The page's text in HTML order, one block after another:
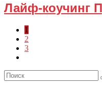
Лайф-коучинг
1
2
3